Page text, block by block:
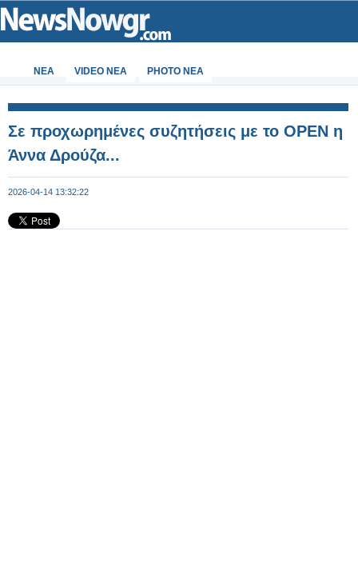
ΝΕΑ VIDEO NEA PHOTO NEA
Σε προχωρημένες συζητήσεις με το ΟΡΕΝ η
Άννα Δρούζα...
2026-04-14 13:32:22